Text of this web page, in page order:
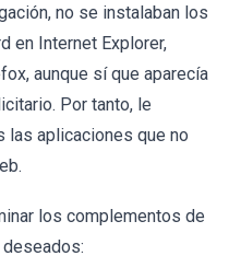
no se instalaban los
en Internet Explorer,
aunque sí que aparecía
Por tanto, le
las aplicaciones que no
los complementos de